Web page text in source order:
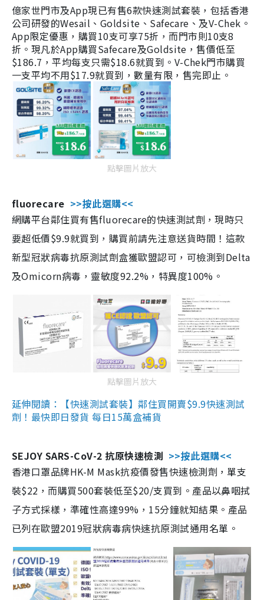
億家世門市及App現已有售6款快速測試套裝，包括香港
公司研發的Wesail、Goldsite、Safecare、及V-Chek。
App限定優惠，購買10支可享75折，而門市則10支8
折。現凡於App購買Safecare及Goldsite，售價低至
$186.7，平均每支只需$18.6就買到。V-Chek門市購買
一支平均不用$17.9就買到，數量有限，售完即止。
點擊圖片放大
fluorecare >>按此選購<<
網購平台鄰住買有售fluorecare的快速測試劑，現時只
要超低價$9.9就買到，購買前請先注意送貨時間！這款
新型冠狀病毒抗原測試劑盒獲歐盟認可，可檢測到Delta
及Omicorn病毒，靈敏度92.2%，特異度100%。
點擊圖片放大
延伸閱讀：【快速測試套裝】鄰住買開賣$9.9快速測試
劑！最快即日發貨 每日15萬盒補貨
SEJOY SARS-CoV-2 抗原快速檢測 >>按此選購<<
香港口罩品牌HK-M Mask抗疫價發售快速檢測劑，單支
裝$22，而購買500套裝低至$20/支買到。產品以鼻咽拭
子方式採樣，準確性高達99%，15分鐘就知結果。產品
已列在歐盟2019冠狀病毒病快速抗原測試通用名單。